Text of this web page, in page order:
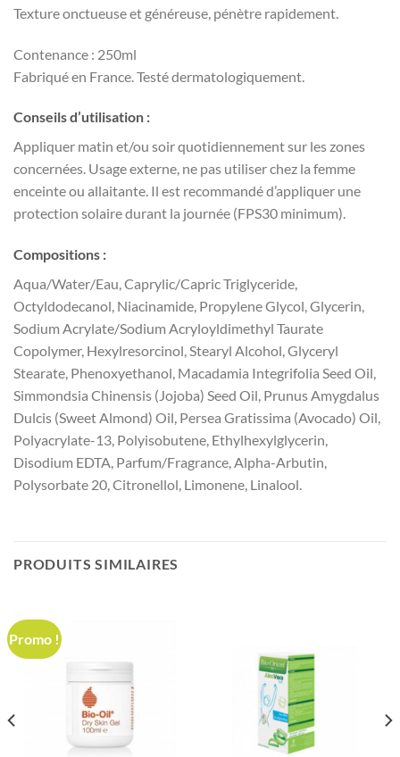
Texture onctueuse et généreuse, pénètre rapidement.
Contenance : 250ml
Fabriqué en France. Testé dermatologiquement.
Conseils d’utilisation :
Appliquer matin et/ou soir quotidiennement sur les zones
concernées. Usage externe, ne pas utiliser chez la femme
enceinte ou allaitante. Il est recommandé d’appliquer une
protection solaire durant la journée (FPS30 minimum).
Compositions :
Aqua/Water/Eau, Caprylic/Capric Triglyceride,
Octyldodecanol, Niacinamide, Propylene Glycol, Glycerin,
Sodium Acrylate/Sodium Acryloyldimethyl Taurate
Copolymer, Hexylresorcinol, Stearyl Alcohol, Glyceryl
Stearate, Phenoxyethanol, Macadamia Integrifolia Seed Oil,
Simmondsia Chinensis (Jojoba) Seed Oil, Prunus Amygdalus
Dulcis (Sweet Almond) Oil, Persea Gratissima (Avocado) Oil,
Polyacrylate-13, Polyisobutene, Ethylhexylglycerin,
Disodium EDTA, Parfum/Fragrance, Alpha-Arbutin,
Polysorbate 20, Citronellol, Limonene, Linalool.
PRODUITS SIMILAIRES
Promo !